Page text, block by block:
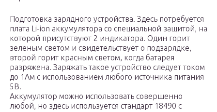
Подготовка зарядного устройства. Здесь потребуется
плата Li-ion аккумулятора со специальной защитой, на
которой присутствуют 2 индикатора. Один горит
зеленым светом и свидетельствует о подзарядке,
второй горит красным светом, когда батарея
разряжена. Заряжать такое устройство следует током
до 1Ам с использованием любого источника питания
5В.
Аккумулятор можно использовать совершенно
любой, но здесь используется стандарт 18490 с